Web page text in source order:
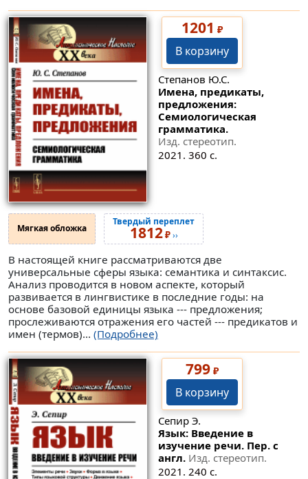
1201 ₽
В корзину
Степанов Ю.С.
Имена, предикаты,
предложения:
Семиологическая
грамматика.
Изд. стереотип.
2021. 360 с.
Мягкая обложка
Твердый переплет
1812₽››
В настоящей книге рассматриваются две
универсальные сферы языка: семантика и синтаксис.
Анализ проводится в новом аспекте, который
развивается в лингвистике в последние годы: на
основе базовой единицы языка --- предложения;
прослеживаются отражения его частей --- предикатов и
имен (термов)... (Подробнее)
799₽
В корзину
Сепир Э.
Язык: Введение в
изучение речи. Пер. с
англ. Изд. стереотип.
2021. 240 с.